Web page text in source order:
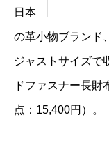
日本
の革小物ブランド
ジャストサイズ
ドファスナー長
点：15,400円）。